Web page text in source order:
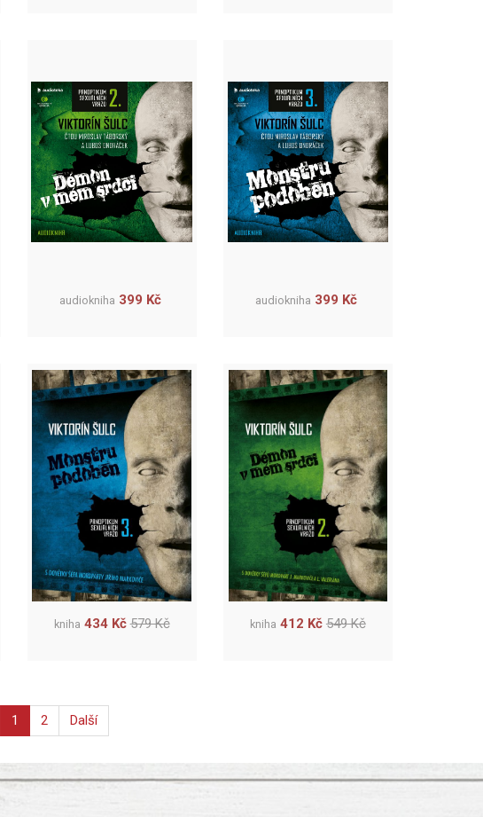
audiokniha 399 Kč audiokniha 399 Kč
kniha 434 Kč 579 Kč kniha 412 Kč 549 Kč
1 2 Další